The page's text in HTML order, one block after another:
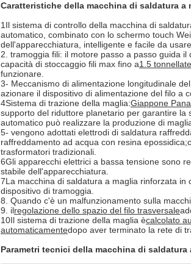
Caratteristiche della macchina di saldatura a
1Il sistema di controllo della macchina di
automatico, combinato con lo schermo touch
dell'apparecchiatura, intelligente e facile da usare.
2. tramoggia fili: il motore passo a passo guida
capacità di stoccaggio fili max fino a1.5 tonnellate
funzionare.
3- Meccanismo di alimentazione longitudinale
azionare il dispositivo di alimentazione del filo a
4Sistema di trazione della maglia:Giappone
supporto del riduttore planetario per garantire la
automatico può realizzare la produzione di
5- vengono adottati elettrodi di saldatura
raffreddamento ad acqua con resina
trasformatori tradizionali.
6Gli apparecchi elettrici a bassa tensione sono
stabile dell'apparecchiatura.
7La macchina di saldatura a maglia rinforzata
dispositivo di tramoggia.
8. Quando c'è un malfunzionamento sulla
9. ilregolazione dello spazio del filo trasversale
10Il sistema di trazione della maglia ècalcolato
automaticamentedopo aver terminato la rete di
Parametri tecnici della macchina di